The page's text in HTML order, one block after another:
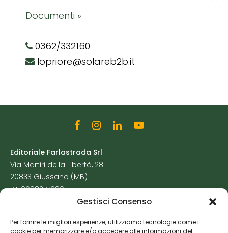
Gestisci Consenso
Per fornire le migliori esperienze, utilizziamo tecnologie come i
cookie per memorizzare e/o accedere alle informazioni del
Documenti »
0362/332160
lopriore@solareb2b.it
Editoriale Farlastrada Srl
Via Martiri della Libertà, 28
20833 Giussano (MB)
P.I. 06982770965
Cookie Policy